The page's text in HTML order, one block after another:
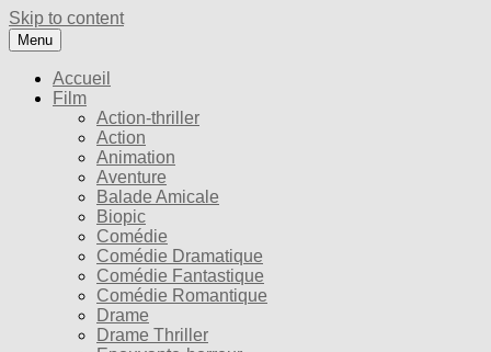
Skip to content
Menu
Accueil
Film
Action-thriller
Action
Animation
Aventure
Balade Amicale
Biopic
Comédie
Comédie Dramatique
Comédie Fantastique
Comédie Romantique
Drame
Drame Thriller